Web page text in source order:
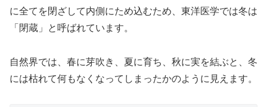
に全てを閉ざして内側にため込むため、東洋医学では冬は
「閉蔵」と呼ばれています。
自然界では、春に芽吹き、夏に育ち、秋に実を結ぶと、冬
には枯れて何もなくなってしまったかのように見えます。